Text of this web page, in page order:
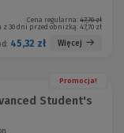
Cena regularna: 47,70 zł
z 30 dni przed obniżką: 47,70 zł
45,32 zł Więcej
Promocja!
Student's